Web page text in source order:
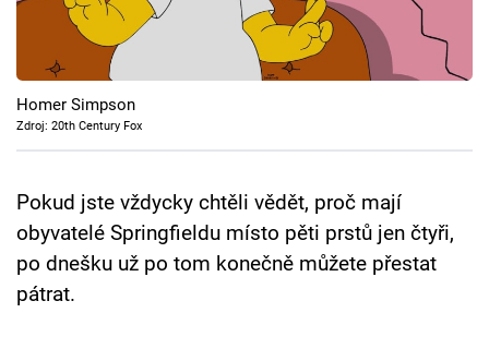
Cool Esport
Pořady
TV Program
Přihlášení
Homer Simpson
Zdroj: 20th Century Fox
Pokud jste vždycky chtěli vědět, proč mají
obyvatelé Springfieldu místo pěti prstů jen čtyři,
po dnešku už po tom konečně můžete přestat
pátrat.